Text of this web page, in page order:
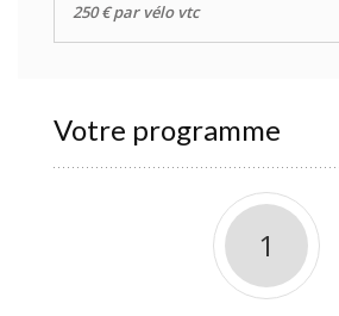
250 € par vélo vtc
Votre programme
1